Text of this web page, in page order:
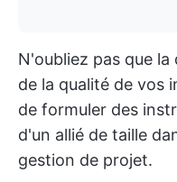
N'oubliez pas que
de la qualité de vos
de formuler des
d'un allié de taille
gestion de projet.